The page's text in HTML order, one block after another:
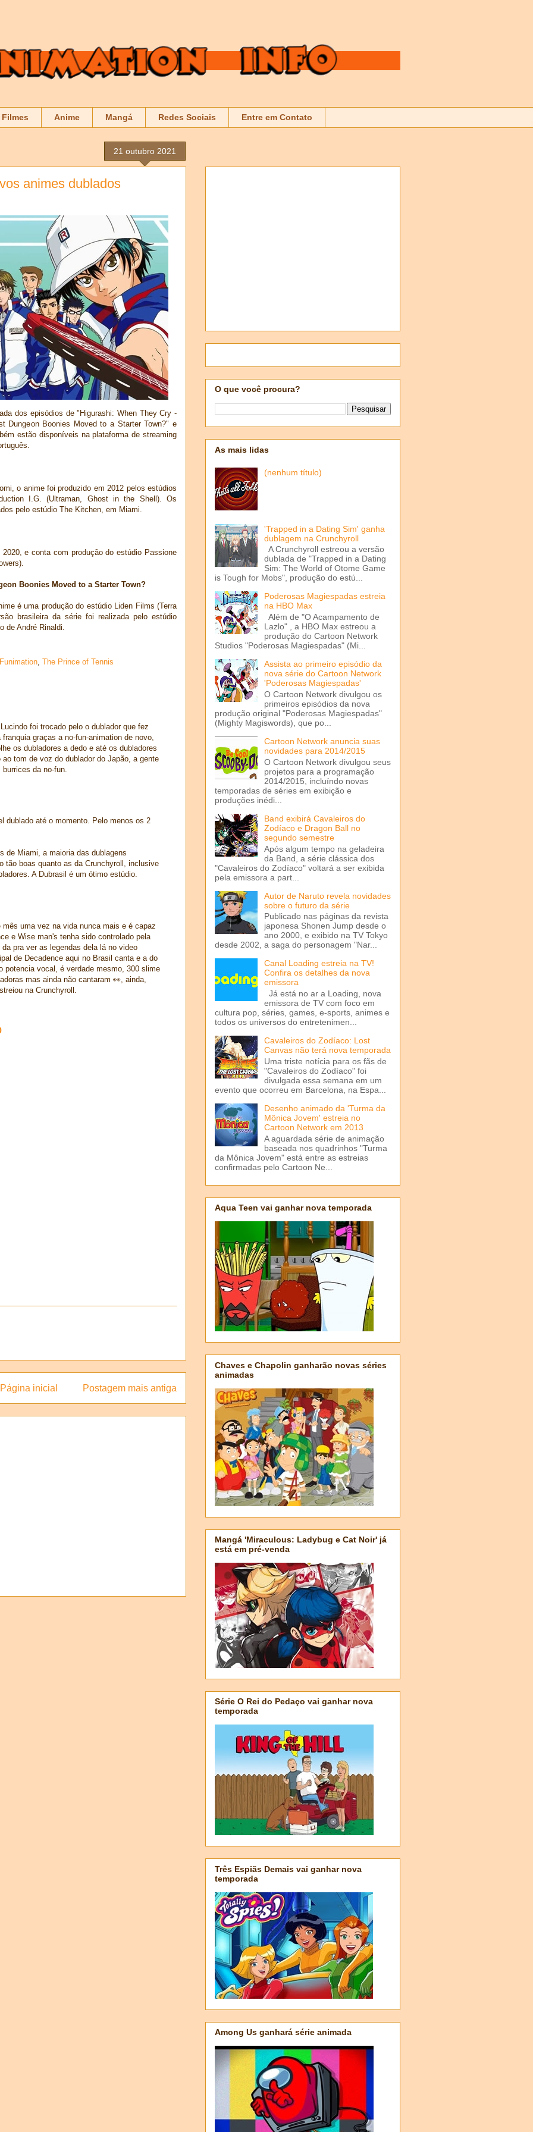
Filmes Anime Mangá Redes Sociais Entre em Contato
21 outubro 2021
animes dublados
dos episódios de "Higurashi: When They Cry -
Dungeon Boonies Moved to a Starter Town?" e
estão disponíveis na plataforma de streaming
o anime foi produzido em 2012 pelos estúdios
I.G. (Ultraman, Ghost in the Shell). Os
pelo estúdio The Kitchen, em Miami.
e conta com produção do estúdio Passione
Boonies Moved to a Starter Town?
é uma produção do estúdio Liden Films (Terra
brasileira da série foi realizada pelo estúdio
de André Rinaldi.
Funimation, The Prince of Tennis
foi trocado pelo o dublador que fez
graças a no-fun-animation de novo,
os dubladores a dedo e até os dubladores
tom de voz do dublador do Japão, a gente
da no-fun.
dublado até o momento. Pelo menos os 2
de Miami, a maioria das dublagens
tão boas quanto as da Crunchyroll, inclusive
A Dubrasil é um ótimo estúdio.
mês uma vez na vida nunca mais e é capaz
e Wise man's tenha sido controlado pela
pra ver as legendas dela lá no video
de Decadence aqui no Brasil canta e a do
potencia vocal, é verdade mesmo, 300 slime
mas ainda não cantaram 👀, ainda,
na Crunchyroll.
Postagem mais antiga
Página inicial
O que você procura?
As mais lidas
(nenhum título)
'Trapped in a Dating Sim' ganha
dublagem na Crunchyroll
A Crunchyroll estreou a versão
dublada de "Trapped in a Dating
Sim: The World of Otome Game
is Tough for Mobs", produção do estú...
Poderosas Magiespadas estreia
na HBO Max
Além de "O Acampamento de
Lazlo" , a HBO Max estreou a
produção do Cartoon Network
Studios "Poderosas Magiespadas" (Mi...
Assista ao primeiro episódio da
nova série do Cartoon Network
'Poderosas Magiespadas'
O Cartoon Network divulgou os
primeiros episódios da nova
produção original "Poderosas Magiespadas"
(Mighty Magiswords), que po...
Cartoon Network anuncia suas
novidades para 2014/2015
O Cartoon Network divulgou seus
projetos para a programação
2014/2015, incluíndo novas
temporadas de séries em exibição e
produções inédi...
Band exibirá Cavaleiros do
Zodíaco e Dragon Ball no
segundo semestre
Após algum tempo na geladeira
da Band, a série clássica dos
"Cavaleiros do Zodíaco" voltará a ser exibida
pela emissora a part...
Autor de Naruto revela novidades
sobre o futuro da série
Publicado nas páginas da revista
japonesa Shonen Jump desde o
ano 2000, e exibido na TV Tokyo
desde 2002, a saga do personagem "Nar...
Canal Loading estreia na TV!
Confira os detalhes da nova
emissora
Já está no ar a Loading, nova
emissora de TV com foco em
cultura pop, séries, games, e-sports, animes e
todos os universos do entretenimen...
Cavaleiros do Zodíaco: Lost
Canvas não terá nova temporada
Uma triste notícia para os fãs de
"Cavaleiros do Zodíaco" foi
divulgada essa semana em um
evento que ocorreu em Barcelona, na Espa...
Desenho animado da 'Turma da
Mônica Jovem' estreia no
Cartoon Network em 2013
A aguardada série de animação
baseada nos quadrinhos "Turma
da Mônica Jovem" está entre as estreias
confirmadas pelo Cartoon Ne...
Aqua Teen vai ganhar nova temporada
Chaves e Chapolin ganharão novas séries
animadas
Mangá 'Miraculous: Ladybug e Cat Noir' já
está em pré-venda
Série O Rei do Pedaço vai ganhar nova
temporada
Três Espiãs Demais vai ganhar nova
temporada
Among Us ganhará série animada